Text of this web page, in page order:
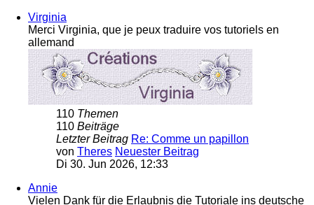
Virginia
Merci Virginia, que je peux traduire vos tutoriels en
allemand
110 Themen
110 Beiträge
Letzter Beitrag Re: Comme un papillon
von Theres Neuester Beitrag
Di 30. Jun 2026, 12:33
Annie
Vielen Dank für die Erlaubnis die Tutoriale ins deutsche